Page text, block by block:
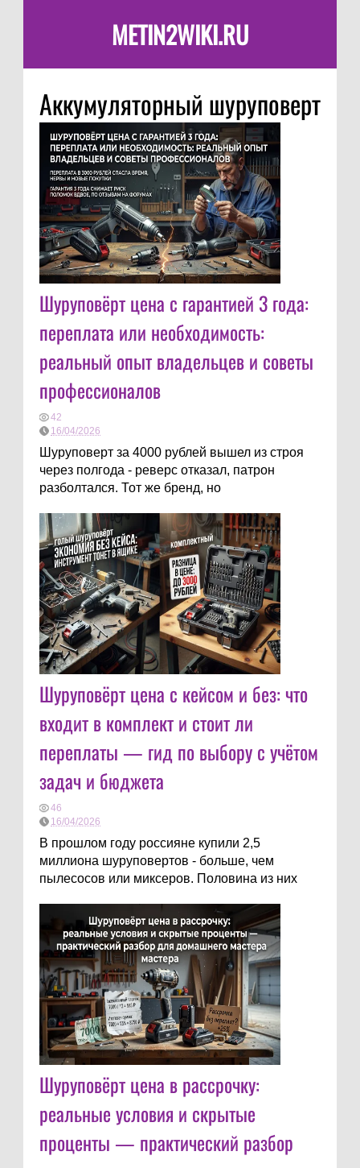
METIN2WIKI.RU
Аккумуляторный шуруповерт
Шуруповёрт цена с гарантией 3 года:
переплата или необходимость:
реальный опыт владельцев и советы
профессионалов
42
16/04/2026
Шуруповерт за 4000 рублей вышел из строя
через полгода - реверс отказал, патрон
разболтался. Тот же бренд, но
Шуруповёрт цена с кейсом и без: что
входит в комплект и стоит ли
переплаты — гид по выбору с учётом
задач и бюджета
46
16/04/2026
В прошлом году россияне купили 2,5
миллиона шуруповертов - больше, чем
пылесосов или миксеров. Половина из них
Шуруповёрт цена в рассрочку:
реальные условия и скрытые
проценты — практический разбор